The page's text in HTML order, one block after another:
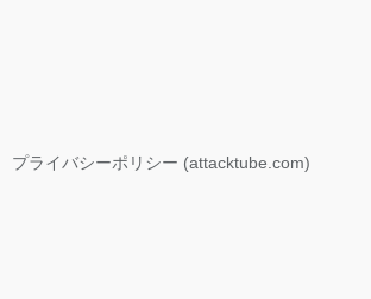
プライバシーポリシー (attacktube.com)